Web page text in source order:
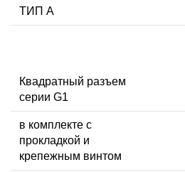
ТИП А
Квадратный разъем
серии G1
в комплекте с
прокладкой и
крепежным винтом